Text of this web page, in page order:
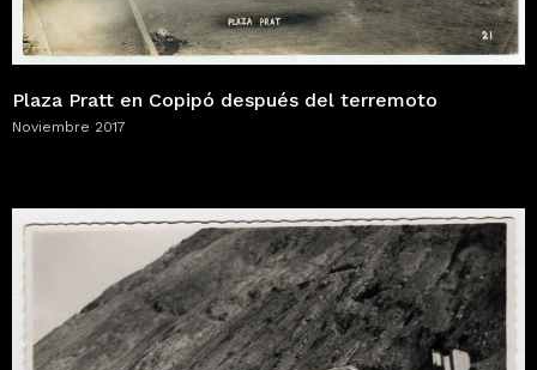
Plaza Pratt en Copipó después del terremoto
Noviembre 2017